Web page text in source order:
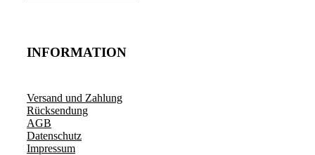
INFORMATION
Versand und Zahlung
Rücksendung
AGB
Datenschutz
Impressum